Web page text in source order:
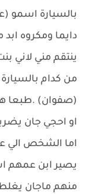
بالسيارة اسمو
دايما ومكروه
ينتقم مني لاني
من كدام
(صفوان) .طبعا
او احجي جان
اما الشخص الي
يصير ابن
منهم ماجان